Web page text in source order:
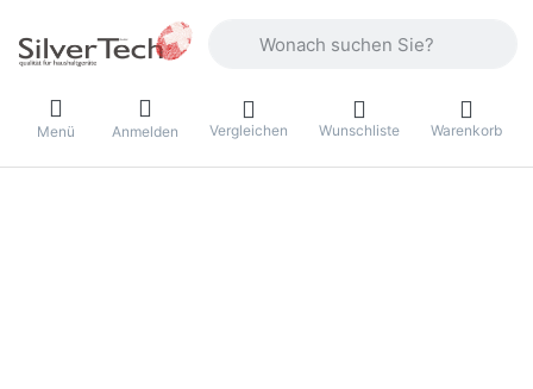
Menü Anmelden Vergleichen Wunschliste Warenkorb